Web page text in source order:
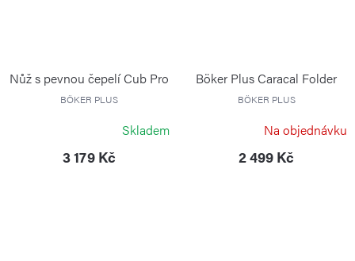
Nůž s pevnou čepelí Cub Pro
BÖKER PLUS
Skladem
3 179 Kč
Böker Plus Caracal Folder
BÖKER PLUS
Na objednávku
2 499 Kč